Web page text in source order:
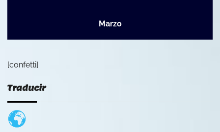
Marzo
[confetti]
Traducir